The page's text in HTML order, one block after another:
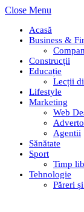
Close Menu
Acasă
Business &
Construcții
Educație
Lecții
Lifestyle
Marketing
Web
Agentii
Sănătate
Sport
Timp
Tehnologie
Păreri